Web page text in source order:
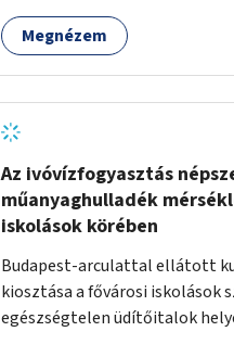
Megnézem
Az ivóvízfogyasztás
műanyaghulladék
iskolások körében
Budapest-arculattal ellátott
kiosztása a fővárosi iskolások
egészségtelen üdítőitalok